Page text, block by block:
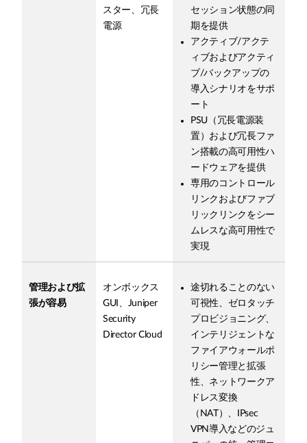
スター、冗長
電源
セッション状態の同
期を提供
アクティブ/アクテ
ィブおよびアクティ
ブ/バックアップの
導入シナリオをサポ
ート
PSU（冗長電源装
置）および冗長ファ
ン搭載の高可用性ハ
ードウェアを提供
専用のコントロール
リンクおよびファブ
リックリンクをシー
ムレスな高可用性で
実現
管理および拡
張が容易
オンボックス
GUI、Juniper
Security
Director Cloud
途切れることのない
可視性、ゼロタッチ
プロビジョニング、
インテリジェントな
ファイアウォールポ
リシー管理と拡張
性、ネットワークア
ドレス変換
（NAT）、IPsec
VPN導入などのジュ